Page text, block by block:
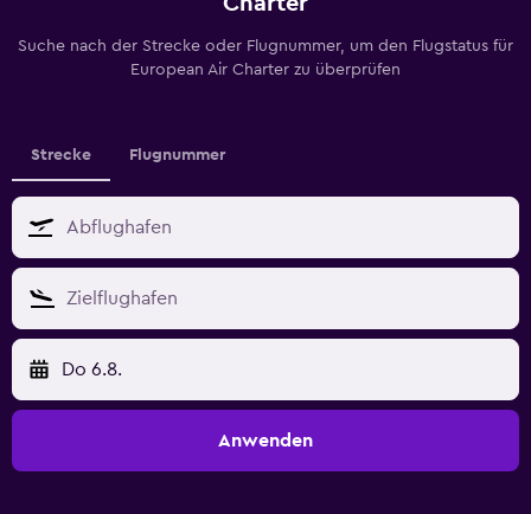
Suche nach der Strecke oder Flugnummer, um den Flugstatus für
European Air Charter zu überprüfen
Strecke Flugnummer
Do 6.8.
Anwenden